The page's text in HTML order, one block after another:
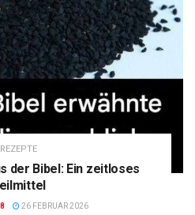
REZEPTE
der Bibel: Ein zeitloses
26 FEBRUAR 2026